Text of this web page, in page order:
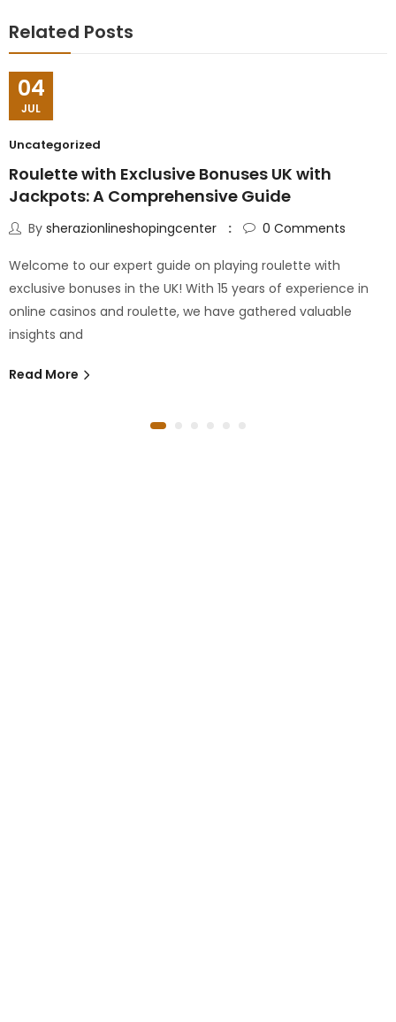
Related Posts
04
JUL
Uncategorized
Roulette with Exclusive Bonuses UK with
Jackpots: A Comprehensive Guide
By sherazionlineshopingcenter 0 Comments
Welcome to our expert guide on playing roulette with
exclusive bonuses in the UK! With 15 years of experience in
online casinos and roulette, we have gathered valuable
insights and
Read More